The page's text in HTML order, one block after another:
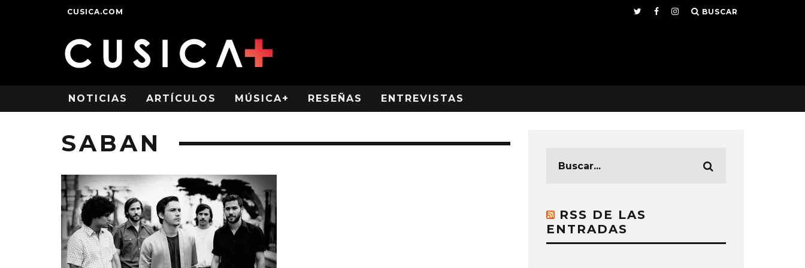
CUSICA.COM BUSCAR
NOTICIAS ARTÍCULOS MÚSICA+ RESEÑAS ENTREVISTAS
SABAN
RSS DE LAS
ENTRADAS